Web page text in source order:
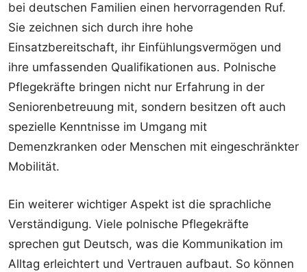
bei deutschen Familien einen hervorragenden Ruf.
Sie zeichnen sich durch ihre hohe
Einsatzbereitschaft, ihr Einfühlungsvermögen und
ihre umfassenden Qualifikationen aus. Polnische
Pflegekräfte bringen nicht nur Erfahrung in der
Seniorenbetreuung mit, sondern besitzen oft auch
spezielle Kenntnisse im Umgang mit
Demenzkranken oder Menschen mit eingeschränkter
Mobilität.
Ein weiterer wichtiger Aspekt ist die sprachliche
Verständigung. Viele polnische Pflegekräfte
sprechen gut Deutsch, was die Kommunikation im
Alltag erleichtert und Vertrauen aufbaut. So können